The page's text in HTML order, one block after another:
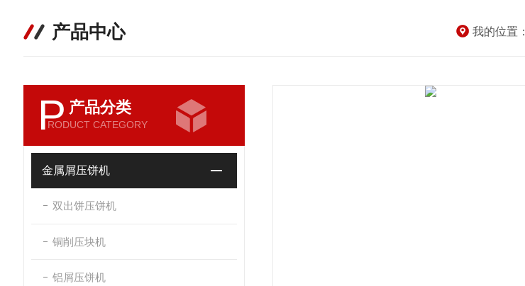
产品中心 我的位置：
P 产品分类
RODUCT CATEGORY
金属屑压饼机
双出饼压饼机
铜削压块机
铝屑压饼机